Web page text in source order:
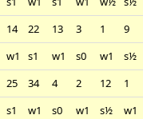
14 22 13 3 1
9
w1 s1 w1 s0 w1
s½
25 34 4 2 12
1
s1 w1 s0 w1 s½
w1